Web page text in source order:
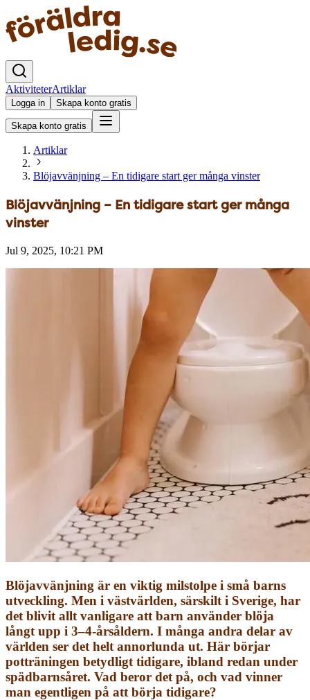
AktiviteterArtiklar
Logga in Skapa konto gratis
Skapa konto gratis
Artiklar
Blöjavvänjning – En tidigare start ger många vinster
Blöjavvänjning – En tidigare start ger många
vinster
Jul 9, 2025, 10:21 PM
Blöjavvänjning är en viktig milstolpe i små barns
utveckling. Men i västvärlden, särskilt i Sverige, har
det blivit allt vanligare att barn använder blöja
långt upp i 3–4-årsåldern. I många andra delar av
världen ser det helt annorlunda ut. Här börjar
potträningen betydligt tidigare, ibland redan under
spädbarnsåret. Vad beror det på, och vad vinner
man egentligen på att börja tidigare?